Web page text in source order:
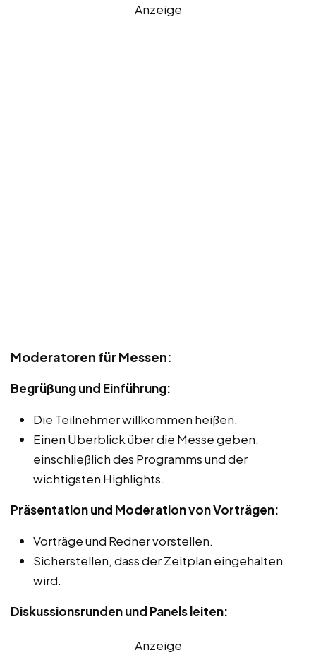
Anzeige
Moderatoren für Messen:
Begrüßung und Einführung:
Die Teilnehmer willkommen heißen.
Einen Überblick über die Messe geben,
einschließlich des Programms und der
wichtigsten Highlights.
Präsentation und Moderation von Vorträgen:
Vorträge und Redner vorstellen.
Sicherstellen, dass der Zeitplan eingehalten
wird.
Diskussionsrunden und Panels leiten:
Anzeige